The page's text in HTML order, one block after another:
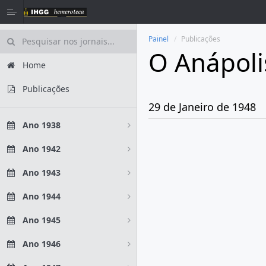
Home
Publicações
Ano 1938
Ano 1942
Ano 1943
Ano 1944
Ano 1945
Ano 1946
Painel Publicações
O
29 de Janeiro de 1948